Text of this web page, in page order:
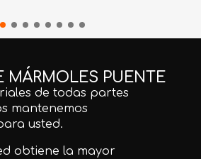
MÁRMOLES PUENTE
de todas partes
mantenemos
usted.
obtiene la mayor